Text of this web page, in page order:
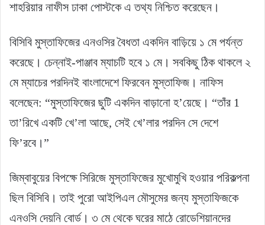
শাহরিয়ার নাফীস ঢাকা পোস্টকে এ তথ্য নিশ্চিত করেছেন।
বিসিবি মুস্তাফিজের এনওসির বৈধতা একদিন বাড়িয়ে ১ মে পর্যন্ত
করেছে। চেন্নাই-পাঞ্জাব ম্যাচটি হবে ১ মে। সবকিছু ঠিক থাকলে ২
মে ম্যাচের পরদিনই বাংলাদেশে ফিরবেন মুস্তাফিজ। নাফিস
বলেছেন: “মুস্তাফিজের ছুটি একদিন বাড়ানো হ’য়েছে। “তাঁর 1
তা’রিখে একটি খে’লা আছে, সেই খে’লার পরদিন সে দেশে
ফি’রবে।”
জিম্বাবুয়ের বিপক্ষে সিরিজে মুস্তাফিজের মুখোমুখি হওয়ার পরিকল্পনা
ছিল বিসিবি। তাই পুরো আইপিএল মৌসুমের জন্য মুস্তাফিজকে
এনওসি দেয়নি বোর্ড। ৩ মে থেকে ঘরের মাঠে রোডেশিয়ানদের